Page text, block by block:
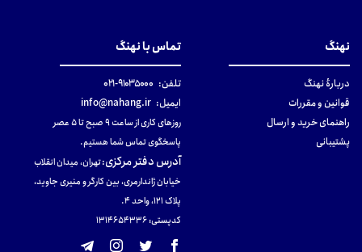
نهنگ
دربارهٔ نهنگ
قوانین و مقررات
راهنمای خرید و ارسال
پشتیبانی
تماس با نهنگ
تلفن: ۹۱۰۳۵۰۰۰-۰۲۱
ایمیل: info@nahang.ir
روزهای کاری از ساعت ۹ صبح تا ۵ عصر
پاسخگوی تماس شما هستیم.
آدرس دفتر مرکزی:تهران، میدان انقلاب
خیابان ژاندارمری، بین کارگر و منیری جاوید،
پلاک 121، واحد ۴.
کدپستی: 131465433۶